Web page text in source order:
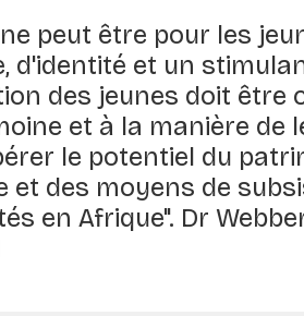
peut être pour les
d'identité et un
des jeunes doit être
et à la manière de
le potentiel du
et des moyens de
en Afrique". Dr